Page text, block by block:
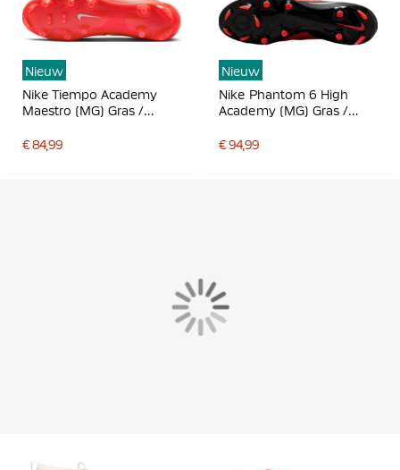
Nieuw
Nike Tiempo Academy
Maestro (MG) Gras /
Voetbalschoenen Wit
€ 84,99
Nieuw
Nike Phantom 6 High
Academy (MG) Gras /
Voetbalschoenen Zwart
€ 94,99